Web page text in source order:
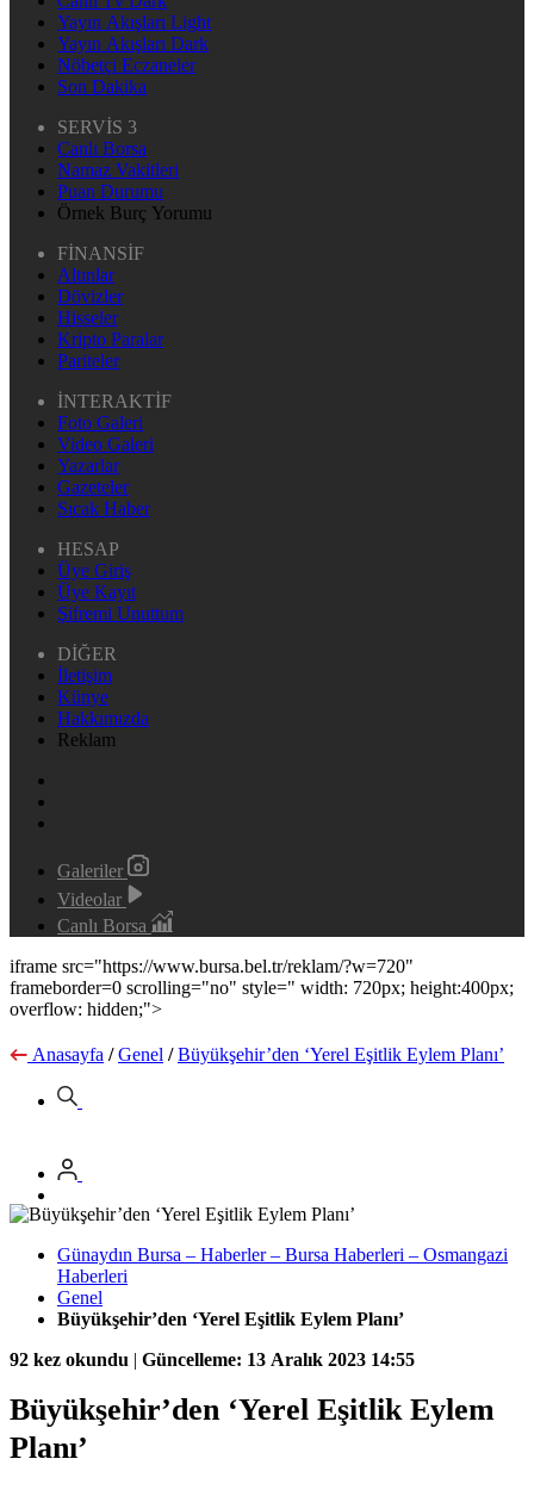
Yayın Akışları Light
Yayın Akışları Dark
Nöbetçi Eczaneler
Son Dakika
SERVİS 3
Canlı Borsa
Namaz Vakitleri
Puan Durumu
Örnek Burç Yorumu
FİNANSİF
Altınlar
Dövizler
Hisseler
Kripto Paralar
Pariteler
İNTERAKTİF
Foto Galeri
Video Galeri
Yazarlar
Gazeteler
Sıcak Haber
HESAP
Üye Giriş
Üye Kayıt
Şifremi Unuttum
DİĞER
İletişim
Künye
Hakkımızda
Reklam
Galeriler
Videolar
Canlı Borsa
iframe src="https://www.bursa.bel.tr/reklam/?w=720"
frameborder=0 scrolling="no" style=" width: 720px; height:400px;
overflow: hidden;">
Anasayfa / Genel / Büyükşehir’den ‘Yerel Eşitlik Eylem Planı’
Günaydın Bursa – Haberler – Bursa Haberleri – Osmangazi
Haberleri
Genel
Büyükşehir’den ‘Yerel Eşitlik Eylem Planı’
92 kez okundu | Güncelleme: 13 Aralık 2023 14:55
Büyükşehir’den ‘Yerel Eşitlik Eylem
Planı’